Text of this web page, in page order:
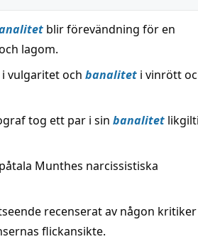
blir förevändning för en
lagom.
vulgaritet och banalitet i vinrött
tog ett par i sin banalitet
Munthes narcissistiska
recenserat av någon
flickansikte.